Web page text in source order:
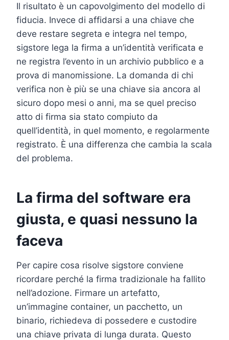
Il risultato è un capovolgimento del modello di
fiducia. Invece di affidarsi a una chiave che
deve restare segreta e integra nel tempo,
sigstore lega la firma a un’identità verificata e
ne registra l’evento in un archivio pubblico e a
prova di manomissione. La domanda di chi
verifica non è più se una chiave sia ancora al
sicuro dopo mesi o anni, ma se quel preciso
atto di firma sia stato compiuto da
quell’identità, in quel momento, e regolarmente
registrato. È una differenza che cambia la scala
del problema.
La firma del software era
giusta, e quasi nessuno la
faceva
Per capire cosa risolve sigstore conviene
ricordare perché la firma tradizionale ha fallito
nell’adozione. Firmare un artefatto,
un’immagine container, un pacchetto, un
binario, richiedeva di possedere e custodire
una chiave privata di lunga durata. Questo